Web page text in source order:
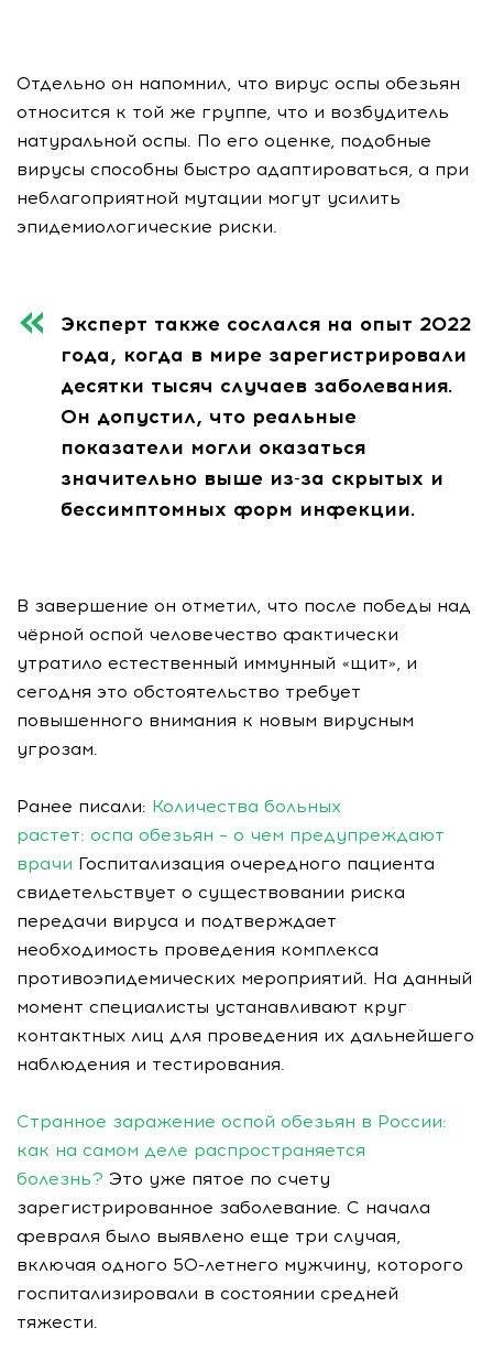
Отдельно он напомнил, что вирус оспы обезьян
относится к той же группе, что и возбудитель
натуральной оспы. По его оценке, подобные
вирусы способны быстро адаптироваться, а при
неблагоприятной мутации могут усилить
эпидемиологические риски.
Эксперт также сослался на опыт 2022
года, когда в мире зарегистрировали
десятки тысяч случаев заболевания.
Он допустил, что реальные
показатели могли оказаться
значительно выше из-за скрытых и
бессимптомных форм инфекции.
В завершение он отметил, что после победы над
чёрной оспой человечество фактически
утратило естественный иммунный «щит», и
сегодня это обстоятельство требует
повышенного внимания к новым вирусным
угрозам.
Ранее писали: Количества больных
растет: оспа обезьян – о чем предупреждают
врачи Госпитализация очередного пациента
свидетельствует о существовании риска
передачи вируса и подтверждает
необходимость проведения комплекса
противоэпидемических мероприятий. На данный
момент специалисты устанавливают круг
контактных лиц для проведения их дальнейшего
наблюдения и тестирования.
Странное заражение оспой обезьян в России:
как на самом деле распространяется
болезнь? Это уже пятое по счету
зарегистрированное заболевание. С начала
февраля было выявлено еще три случая,
включая одного 50-летнего мужчину, которого
госпитализировали в состоянии средней
тяжести.